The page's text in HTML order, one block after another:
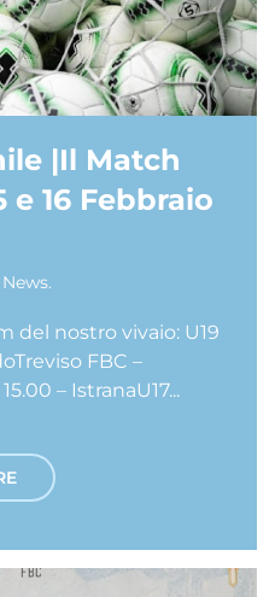
|Il Match
e 16 Febbraio
News.
del nostro vivaio: U19
FBC –
– IstranaU17...